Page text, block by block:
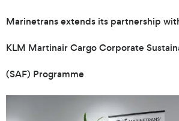
Marinetrans extends its partnership
KLM Martinair Cargo Corporate
(SAF) Programme